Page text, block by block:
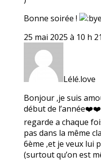
Bonne soirée !
25 mai 2025 à 10 h
Lélé.love
Bonjour ,je suis
début de
regarde a chaque
pas dans la même
6ème ,et je veux lui
(surtout qu’on est